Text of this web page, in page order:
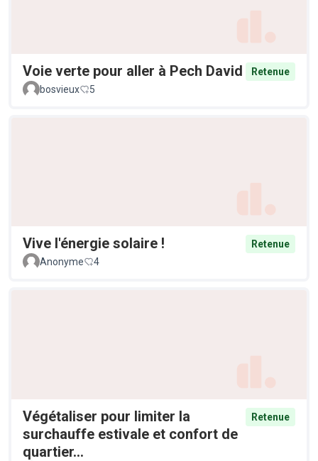
Voie verte pour aller à Pech David
Retenue
bosvieux
5
Vive l'énergie solaire !
Retenue
Anonyme
4
Végétaliser pour limiter la
surchauffe estivale et confort de
quartier...
Retenue